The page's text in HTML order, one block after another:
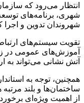
انتظار می‌رود که
شهری، برنامه‌های
شهروندان تدوین و اجرا
تقویت سیستم‌های
آموزش‌های عمومی در
آتش نشانی می‌تواند
همچنین، توجه به
ساختمان‌ها و بلند
از اهمیت ویژه‌ای